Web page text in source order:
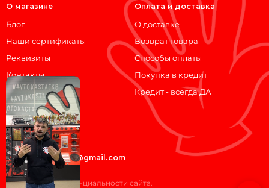
О магазине
Блог
Наши сертификаты
Реквизиты
Контакты
Оплата и доставка
О доставке
Возврат товара
Способы оплаты
Покупка в кредит
Кредит - всегда ДА
Мы на связи!
ВКонтакте
Telegram
avtokasta74@gmail.com
Политика конфиденциальности сайта.